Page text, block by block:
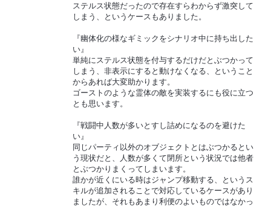
ステルス状態だったので存在すらわからず激突して
しまう、というケースもありました。
『幽体化の様なギミックをシナリオ中に持ち出した
い』
単純にステルス状態を付与するだけだとぶつかって
しまう、非表示にすると動けなくなる、ということ
からあれば大変助かります。
ゴーストのような霊体の敵を実装するにも役に立つ
とも思います。
『戦闘中人数が多いとすし詰めになるのを避けた
い』
同じパーティ以外のオブジェクトとはぶつかるとい
う現状だと、人数が多くて閉所という状況では他者
とぶつかりまくってしまいます。
誰かが近くにいる時はジャンプ移動する、というス
キルが追加されることで対応しているケースがあり
ましたが、それもあまり利便のよいものではなかっ